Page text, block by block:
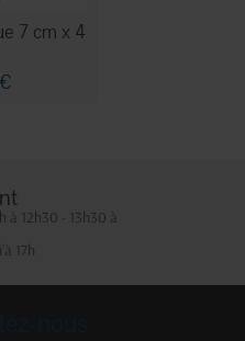
7 cm x 4
à 12h30 - 13h30 à
17h
nous